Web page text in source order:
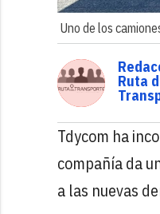
Uno de los
Ruta
Tdycom ha
compañía da
a las nuevas